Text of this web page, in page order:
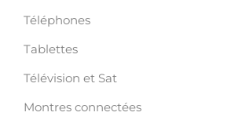
Téléphones
Tablettes
Télévision et Sat
Montres connectées